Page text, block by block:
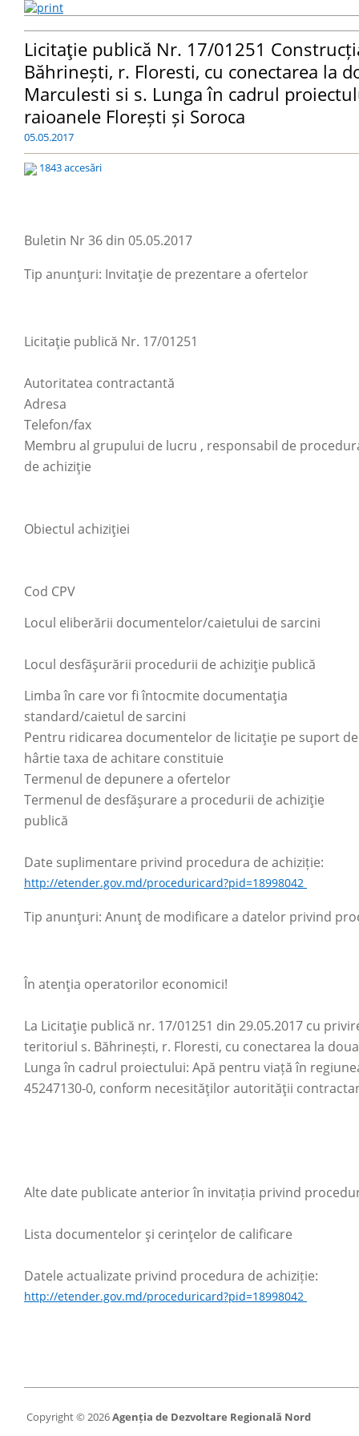
Licitaţie publică Nr. 17/01251
Băhrinești, r. Floresti, cu conectarea la
Marculesti si s. Lunga în cadrul
raioanele Florești și Soroca
05.05.2017
1843 accesări
Buletin Nr 36 din 05.05.2017
Tip anunţuri: Invitaţie de prezentare a ofertelor
Licitaţie publică Nr. 17/01251
Autoritatea contractantă
Adresa
Telefon/fax
Membru al grupului de lucru , responsabil de
de achiziţie
Obiectul achiziţiei
Cod CPV
Locul eliberării documentelor/caietului de sarcini
Locul desfăşurării procedurii de achiziţie publică
Limba în care vor fi întocmite documentaţia
standard/caietul de sarcini
Pentru ridicarea documentelor de licitaţie pe suport de
hârtie taxa de achitare constituie
Termenul de depunere a ofertelor
Termenul de desfăşurare a procedurii de achiziţie
publică
Date suplimentare privind procedura de achiziție:
http://etender.gov.md/proceduricard?pid=18998042
Tip anunţuri: Anunţ de modificare a datelor privind
În atenţia operatorilor economici!
La Licitaţie publică nr. 17/01251 din 29.05.2017 cu
teritoriul s. Băhrinești, r. Floresti, cu conectarea la
Lunga în cadrul proiectului: Apă pentru viață în
45247130-0, conform necesităţilor autorităţii
Alte date publicate anterior în invitația privind
Lista documentelor şi cerinţelor de calificare
Datele actualizate privind procedura de achiziție:
http://etender.gov.md/proceduricard?pid=18998042
Copyright © 2026Agenția de Dezvoltare Regională Nord